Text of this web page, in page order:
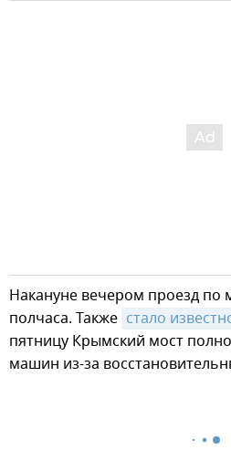
Накануне вечером проезд по
полчаса. Также стало
пятницу Крымский мост
машин из-за